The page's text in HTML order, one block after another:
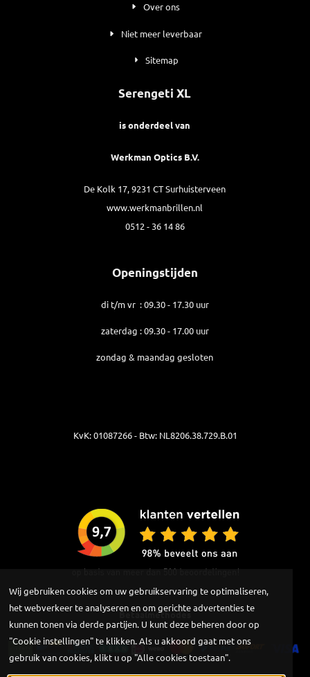
Over ons
Niet meer leverbaar
Sitemap
Serengeti XL
is onderdeel van
Werkman Optics B.V.
De Kolk 17, 9231 CT Surhuisterveen
www.werkmanbrillen.nl
0512 - 36 14 86
Openingstijden
di t/m vr : 09.30 - 17.30 uur
zaterdag : 09.30 - 17.00 uur
zondag & maandag gesloten
KvK: 01087266 - Btw: NL8206.38.729.B.01
Betaalmethodes
Wij gebruiken cookies om uw gebruikservaring te optimaliseren,
het webverkeer te analyseren en om gerichte advertenties te
kunnen tonen via derde partijen. U kunt deze beheren door op
"Cookie instellingen" te klikken. Als u akkoord gaat met ons
gebruik van cookies, klikt u op "Alle cookies toestaan".